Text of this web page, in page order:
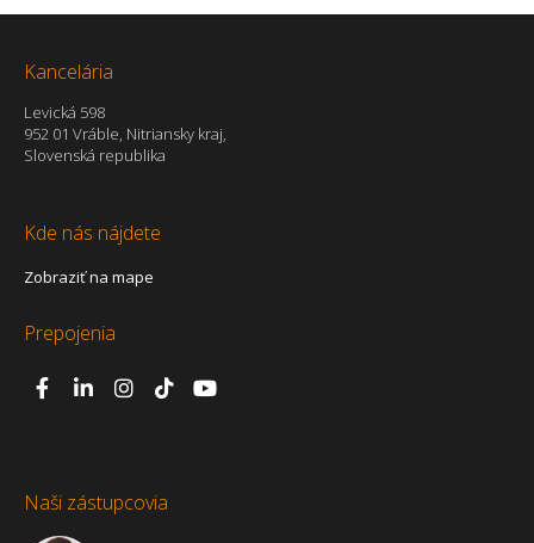
Kancelária
Levická 598
952 01 Vráble, Nitriansky kraj,
Slovenská republika
Kde nás nájdete
Zobraziť na mape
Prepojenia
Naši zástupcovia